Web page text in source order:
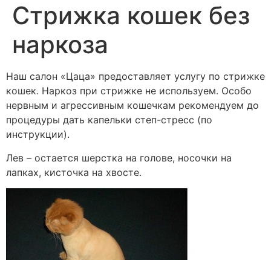
Стрижка кошек без
наркоза
Наш салон «Цаца» предоставляет услугу по стрижке
кошек. Наркоз при стрижке не используем. Особо
нервным и агрессивным кошечкам рекомендуем до
процедуры дать капельки степ-стресс (по
инструкции).
Лев – остается шерстка на голове, носочки на
лапках, кисточка на хвосте.